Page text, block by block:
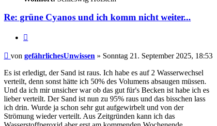
Re: grüne Cyanos und ich komm nicht weiter...
Beitrag
von gefährlichesUnwissen » Sonntag 21. September 2025, 18:53
Es ist erledigt, der Sand ist raus. Ich habe es auf 2 Wasserwechsel
verteilt, denn sonst hätte ich 50% des Volumens absaugen müssen.
Und da ich mir unsicher war ob das gut für's Becken ist habe ich es
lieber verteilt. Der Sand ist nun zu 95% raus und das bisschen lass
ich drin. Wurde ja schon sehr gut aufgewirbelt und von der
Strömung wieder verteilt. Aus Zeitgründen kann ich das